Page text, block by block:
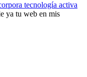
tecnología activa
ya tu web en mis